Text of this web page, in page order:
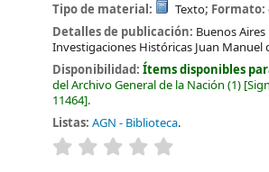
Tipo de material:
Texto; Formato:
Detalles de publicación: Buenos Aires
Investigaciones Históricas Juan Manuel
Disponibilidad:Ítems disponibles
del Archivo General de la Nación (1)
11464 .
Listas: AGN - Biblioteca.
valoración